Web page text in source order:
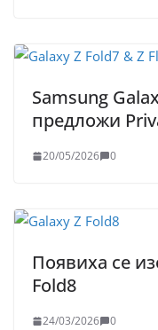
Samsung
предложи
20/05/2026 0
Появиха се
Fold8
24/03/2026 0